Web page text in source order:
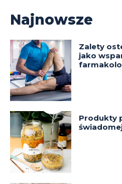
Najnowsze
Zalety
jako
Produkty